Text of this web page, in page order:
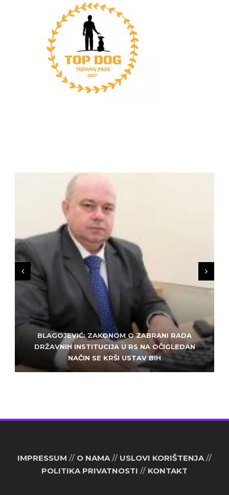
BLAGOJEVIĆ: ZAKONOM O ZABRANI RADA
DRŽAVNIH INSTITUCIJA U RS NA OČIGLEDAN
NAČIN SE KRŠI USTAV BIH
ZLATKO MILETIĆ: DODIK NEMA KUD OD
KRIMINALA, LJUDE IZ REPUBLIEK SRPSKE VUČE U
HAOS
SARAJEVO: ALEM MUDŽELET – ČOVJEK OD
POVJERENJA
IMPRESSUM // O NAMA // USLOVI KORIŠTENJA //
POLITIKA PRIVATNOSTI // KONTAKT